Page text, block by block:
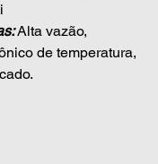
Alta vazão,
de temperatura,